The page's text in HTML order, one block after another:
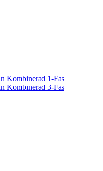
Kombinerad 1-Fas
Kombinerad 3-Fas